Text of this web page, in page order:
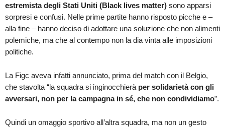
estremista degli Stati Uniti (Black lives matter) sono apparsi
sorpresi e confusi. Nelle prime partite hanno risposto picche e –
alla fine – hanno deciso di adottare una soluzione che non alimenti
polemiche, ma che al contempo non la dia vinta alle imposizioni
politiche.
La Figc aveva infatti annunciato, prima del match con il Belgio,
che stavolta “la squadra si inginocchierà per solidarietà con gli
avversari, non per la campagna in sé, che non condividiamo”.
Quindi un omaggio sportivo all’altra squadra, ma non un gesto